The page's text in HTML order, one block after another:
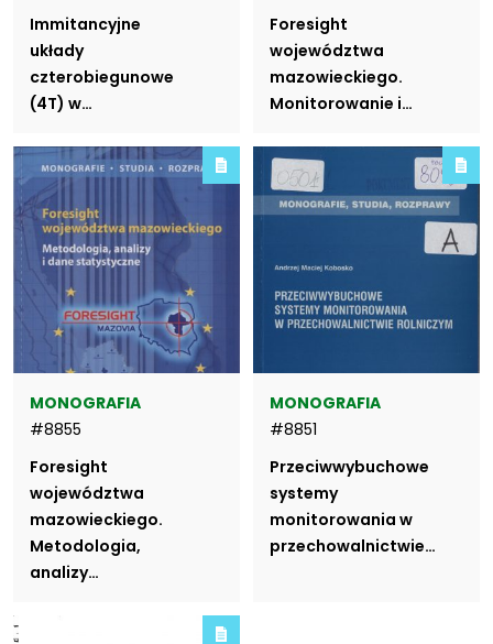
Immitancyjne
układy
czterobiegunowe
(4T) w…
Foresight
województwa
mazowieckiego.
Monitorowanie i…
MONOGRAFIA
#8855
Foresight
województwa
mazowieckiego.
Metodologia,
analizy…
MONOGRAFIA
#8851
Przeciwwybuchowe
systemy
monitorowania w
przechowalnictwie…